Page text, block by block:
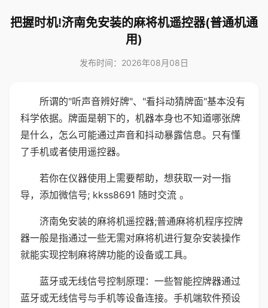
把握时机!济南免安装的麻将机遥控器(普通机通
用)
发布时间：2026年08月08日
所谓的"听声音辨好牌"、"看抖动猜牌面"基本没有
科学依据。牌面是朝下的，机器本身也不知道哪张牌
是什么，怎么可能通过声音和抖动暴露信息。只有懂
了手机或者使用遥控器。
若你在仪器使用上需要帮助，想获取一对一指
导，添加微信号; kkss8691 随时交流 。
济南免安装的麻将机遥控器;普通麻将机程序控牌
器一般是指通过一些无需对麻将机进行复杂安装操作
就能实现控制麻将牌功能的设备或工具。
蓝牙或无线信号控制原理：一些智能控牌器通过
蓝牙或无线信号与手机等设备连接。手机端软件预设